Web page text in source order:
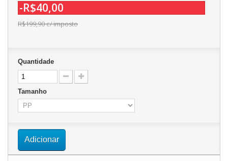
-R$40,00
R$199,90c/ imposto
Quantidade
Tamanho
Adicionar